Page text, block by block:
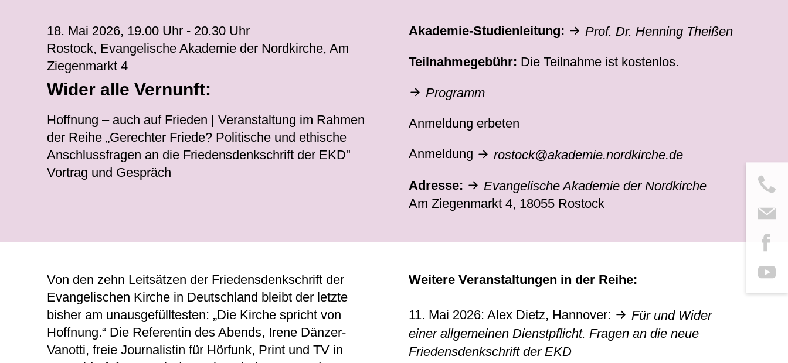
18. Mai 2026, 19.00 Uhr - 20.30 Uhr
Rostock, Evangelische Akademie der Nordkirche, Am
Ziegenmarkt 4
Wider alle Vernunft:
Hoffnung – auch auf Frieden | Veranstaltung im Rahmen
der Reihe „Gerechter Friede? Politische und ethische
Anschlussfragen an die Friedensdenkschrift der EKD"
Vortrag und Gespräch
Akademie-Studienleitung: Prof. Dr. Henning Theißen
Teilnahmegebühr: Die Teilnahme ist kostenlos.
Programm
Anmeldung erbeten
Anmeldung rostock@akademie.nordkirche.de
Adresse:
Evangelische Akademie der Nordkirche
Am Ziegenmarkt 4, 18055 Rostock
Von den zehn Leitsätzen der Friedensdenkschrift der
Evangelischen Kirche in Deutschland bleibt der letzte
bisher am unausgefülltesten: „Die Kirche spricht von
Hoffnung.“ Die Referentin des Abends, Irene Dänzer-
Vanotti, freie Journalistin für Hörfunk, Print und TV in
Weitere Veranstaltungen in der Reihe:
11. Mai 2026: Alex Dietz, Hannover:
Für und Wider
einer allgemeinen Dienstpflicht. Fragen an die neue
Friedensdenkschrift der EKD